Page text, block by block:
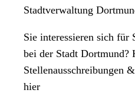
Stadtverwaltung
Sie interessieren sich für
bei der Stadt Dortmund?
Stellenausschreibungen
hier